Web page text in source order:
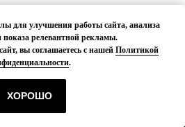
для улучшения работы сайта, анализа
показа релевантной рекламы.
вы соглашаетесь с нашей Политикой
.
ХОРОШО